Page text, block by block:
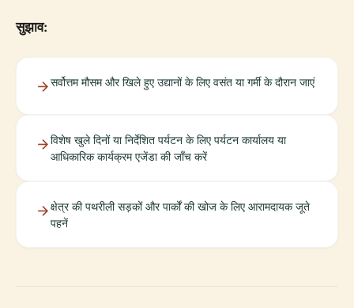
सुझाव:
सर्वोत्तम मौसम और खिले हुए उद्यानों के लिए वसंत या गर्मी के दौरान जाएं
विशेष खुले दिनों या निर्देशित पर्यटन के लिए पर्यटन कार्यालय या
आधिकारिक कार्यक्रम एजेंडा की जाँच करें
क्षेत्र की पथरीली सड़कों और पार्कों की खोज के लिए आरामदायक जूते
पहनें